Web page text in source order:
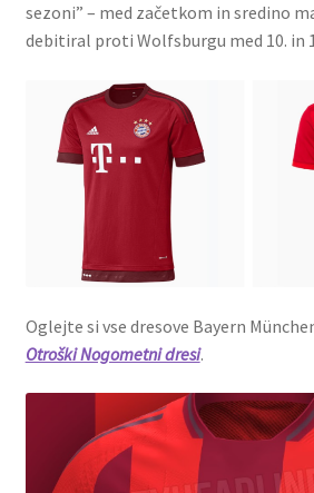
sezoni” – med začetkom in sredino
debitiral proti Wolfsburgu med 10. in
Oglejte si vse dresove Bayern
Otroški Nogometni dresi.